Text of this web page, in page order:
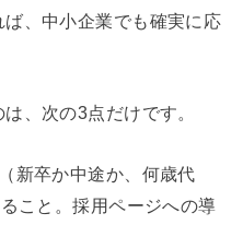
、中小企業でも確実に応
、次の3点だけです。
新卒か中途か、何歳代
こと。採用ページへの導